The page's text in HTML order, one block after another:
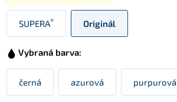
SUPERA® Originál
Vybraná barva:
černá azurová purpurová